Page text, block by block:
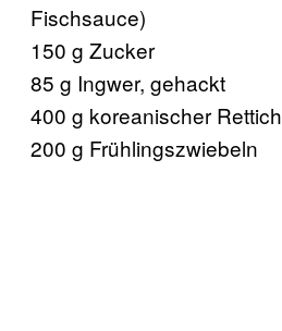
Fischsauce)
150 g Zucker
85 g Ingwer, gehackt
400 g koreanischer Rettich
200 g Frühlingszwiebeln